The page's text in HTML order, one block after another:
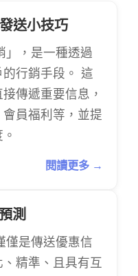
送小技巧
」，是一種透過
行銷手段。 這
傳遞重要信息，
員福利等，並提
閱讀更多 →
測
僅是傳送優惠信
精準、且具有互